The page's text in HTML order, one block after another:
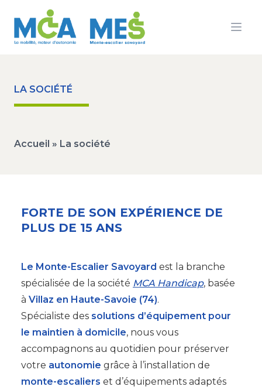
LA SOCIÉTÉ
Accueil » La société
FORTE DE SON EXPÉRIENCE DE
PLUS DE 15 ANS
Le Monte-Escalier Savoyard est la branche
spécialisée de la société MCA Handicap, basée
à Villaz en Haute-Savoie (74).
Spécialiste des solutions d’équipement pour
le maintien à domicile, nous vous
accompagnons au quotidien pour préserver
votre autonomie grâce à l’installation de
monte-escaliers et d’équipements adaptés